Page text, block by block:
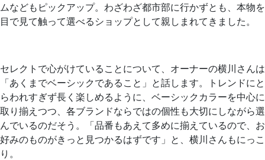
ムなどもピックアップ。わざわざ都市部に行かずとも、本物を
目で見て触って選べるショップとして親しまれてきました。
セレクトで心がけていることについて、オーナーの横川さんは
「あくまでベーシックであること」と話します。トレンドにと
らわれすぎず長く楽しめるように、ベーシックカラーを中心に
取り揃えつつ、各ブランドならではの個性も大切にしながら選
んでいるのだそう。「品番もあえて多めに揃えているので、お
好みのものがきっと見つかるはずです」と、横川さんもにっこ
り。